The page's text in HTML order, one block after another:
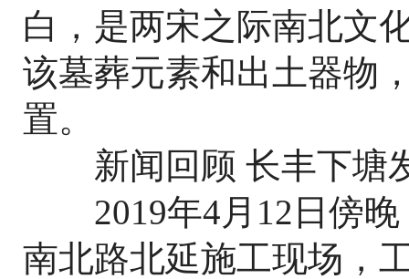
白，是两宋之际南北文
该墓葬元素和出土器物
置。
新闻回顾 长丰下塘
2019年4月12日傍晚
南北路北延施工现场，